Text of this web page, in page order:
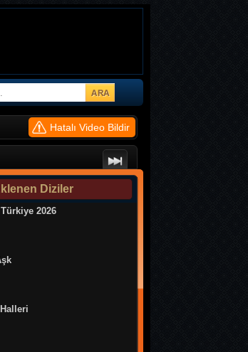
Hatalı Video Bildir
Diziler
2026
Bölüm
Bölüm